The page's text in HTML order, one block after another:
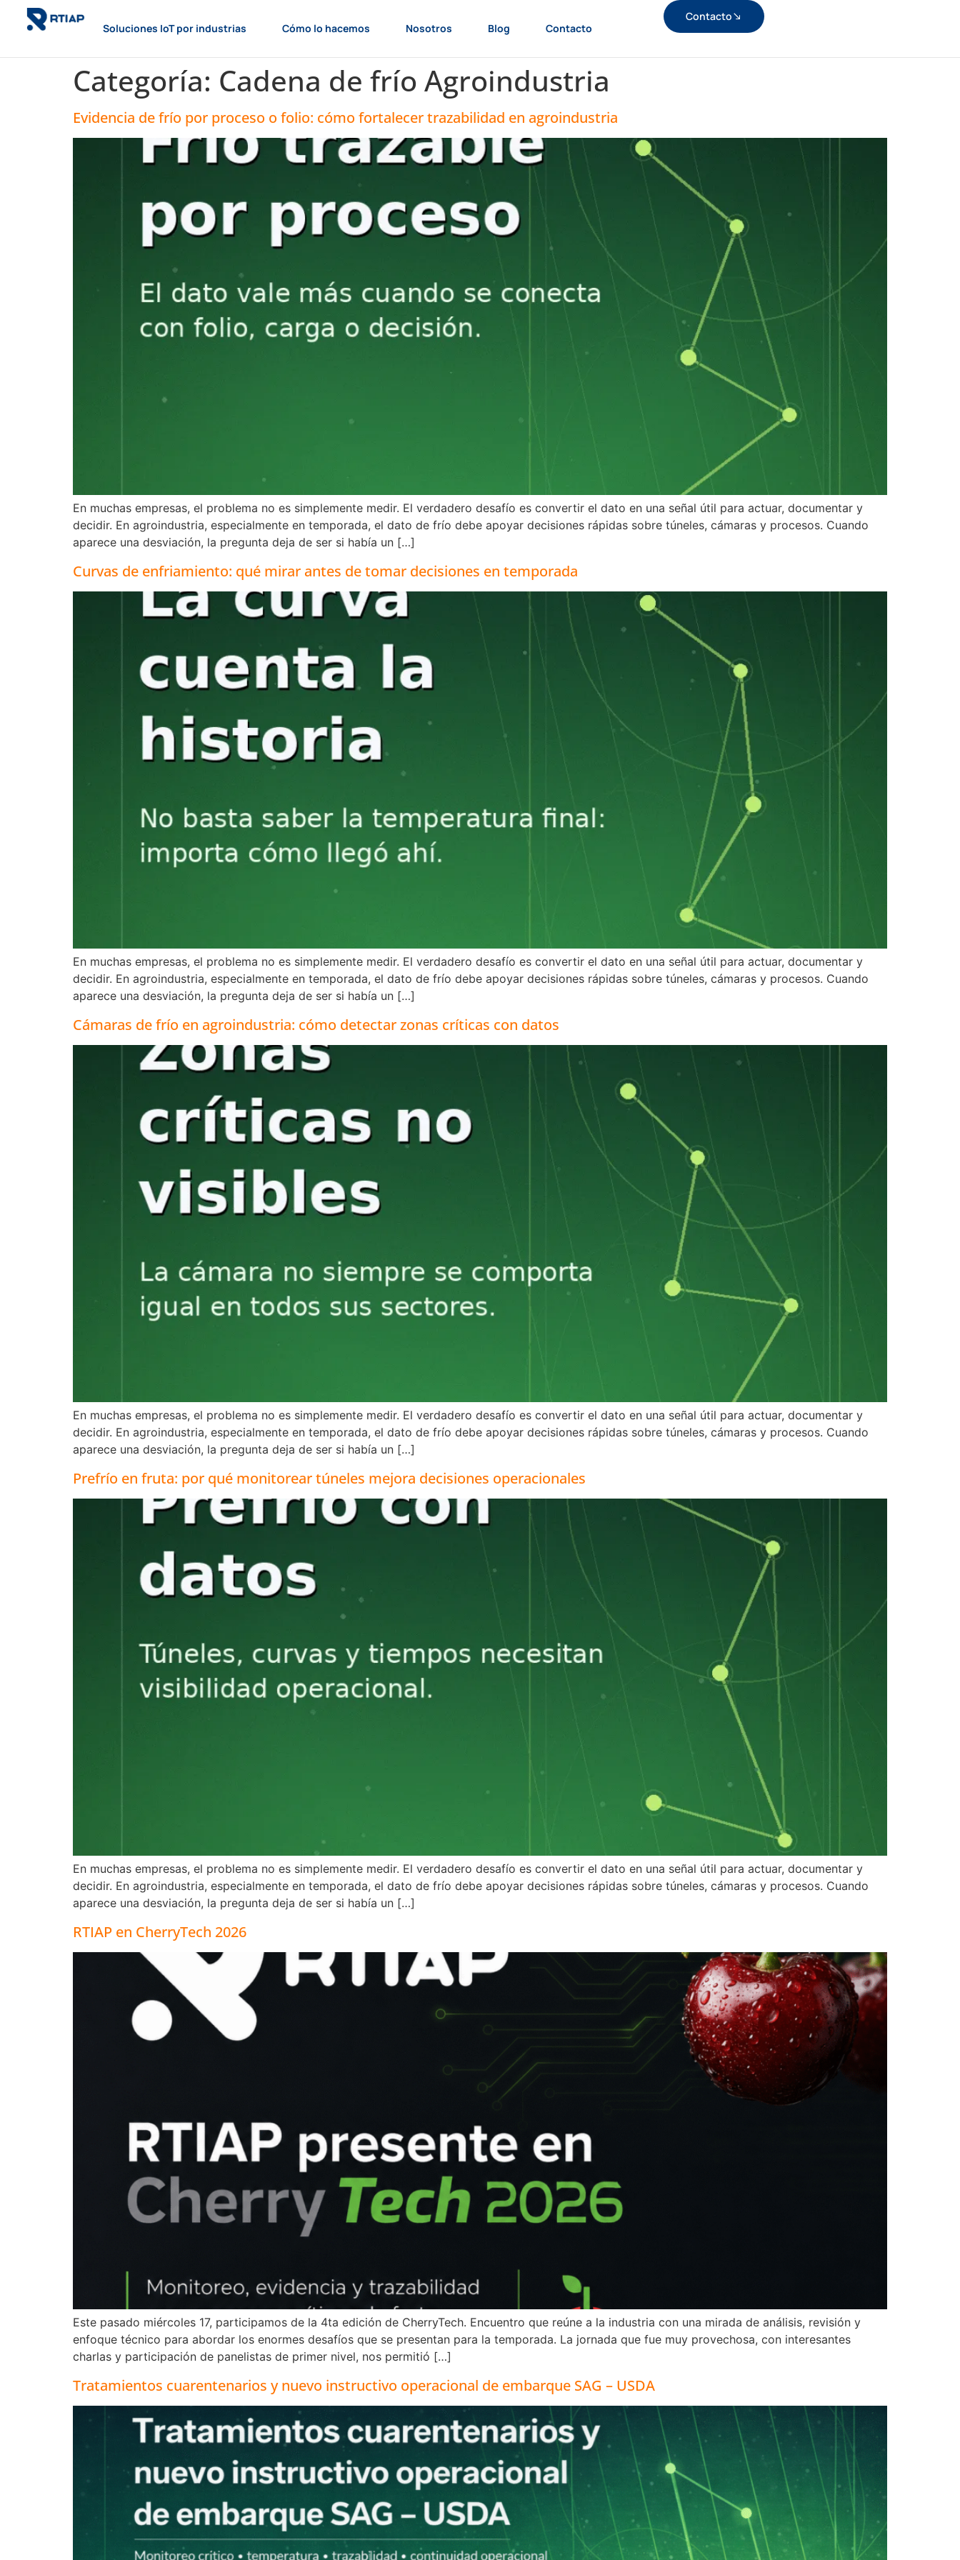
Soluciones IoT por industrias Cómo lo hacemos Nosotros Blog Contacto
Contacto
Categoría: Cadena de frío Agroindustria
Evidencia de frío por proceso o folio: cómo fortalecer trazabilidad en agroindustria
En muchas empresas, el problema no es simplemente medir. El verdadero desafío es convertir el dato en una señal útil para actuar, documentar y
decidir. En agroindustria, especialmente en temporada, el dato de frío debe apoyar decisiones rápidas sobre túneles, cámaras y procesos. Cuando
aparece una desviación, la pregunta deja de ser si había un […]
Curvas de enfriamiento: qué mirar antes de tomar decisiones en temporada
En muchas empresas, el problema no es simplemente medir. El verdadero desafío es convertir el dato en una señal útil para actuar, documentar y
decidir. En agroindustria, especialmente en temporada, el dato de frío debe apoyar decisiones rápidas sobre túneles, cámaras y procesos. Cuando
aparece una desviación, la pregunta deja de ser si había un […]
Cámaras de frío en agroindustria: cómo detectar zonas críticas con datos
En muchas empresas, el problema no es simplemente medir. El verdadero desafío es convertir el dato en una señal útil para actuar, documentar y
decidir. En agroindustria, especialmente en temporada, el dato de frío debe apoyar decisiones rápidas sobre túneles, cámaras y procesos. Cuando
aparece una desviación, la pregunta deja de ser si había un […]
Prefrío en fruta: por qué monitorear túneles mejora decisiones operacionales
En muchas empresas, el problema no es simplemente medir. El verdadero desafío es convertir el dato en una señal útil para actuar, documentar y
decidir. En agroindustria, especialmente en temporada, el dato de frío debe apoyar decisiones rápidas sobre túneles, cámaras y procesos. Cuando
aparece una desviación, la pregunta deja de ser si había un […]
RTIAP en CherryTech 2026
Este pasado miércoles 17, participamos de la 4ta edición de CherryTech. Encuentro que reúne a la industria con una mirada de análisis, revisión y
enfoque técnico para abordar los enormes desafíos que se presentan para la temporada. La jornada que fue muy provechosa, con interesantes
charlas y participación de panelistas de primer nivel, nos permitió […]
Tratamientos cuarentenarios y nuevo instructivo operacional de embarque SAG – USDA